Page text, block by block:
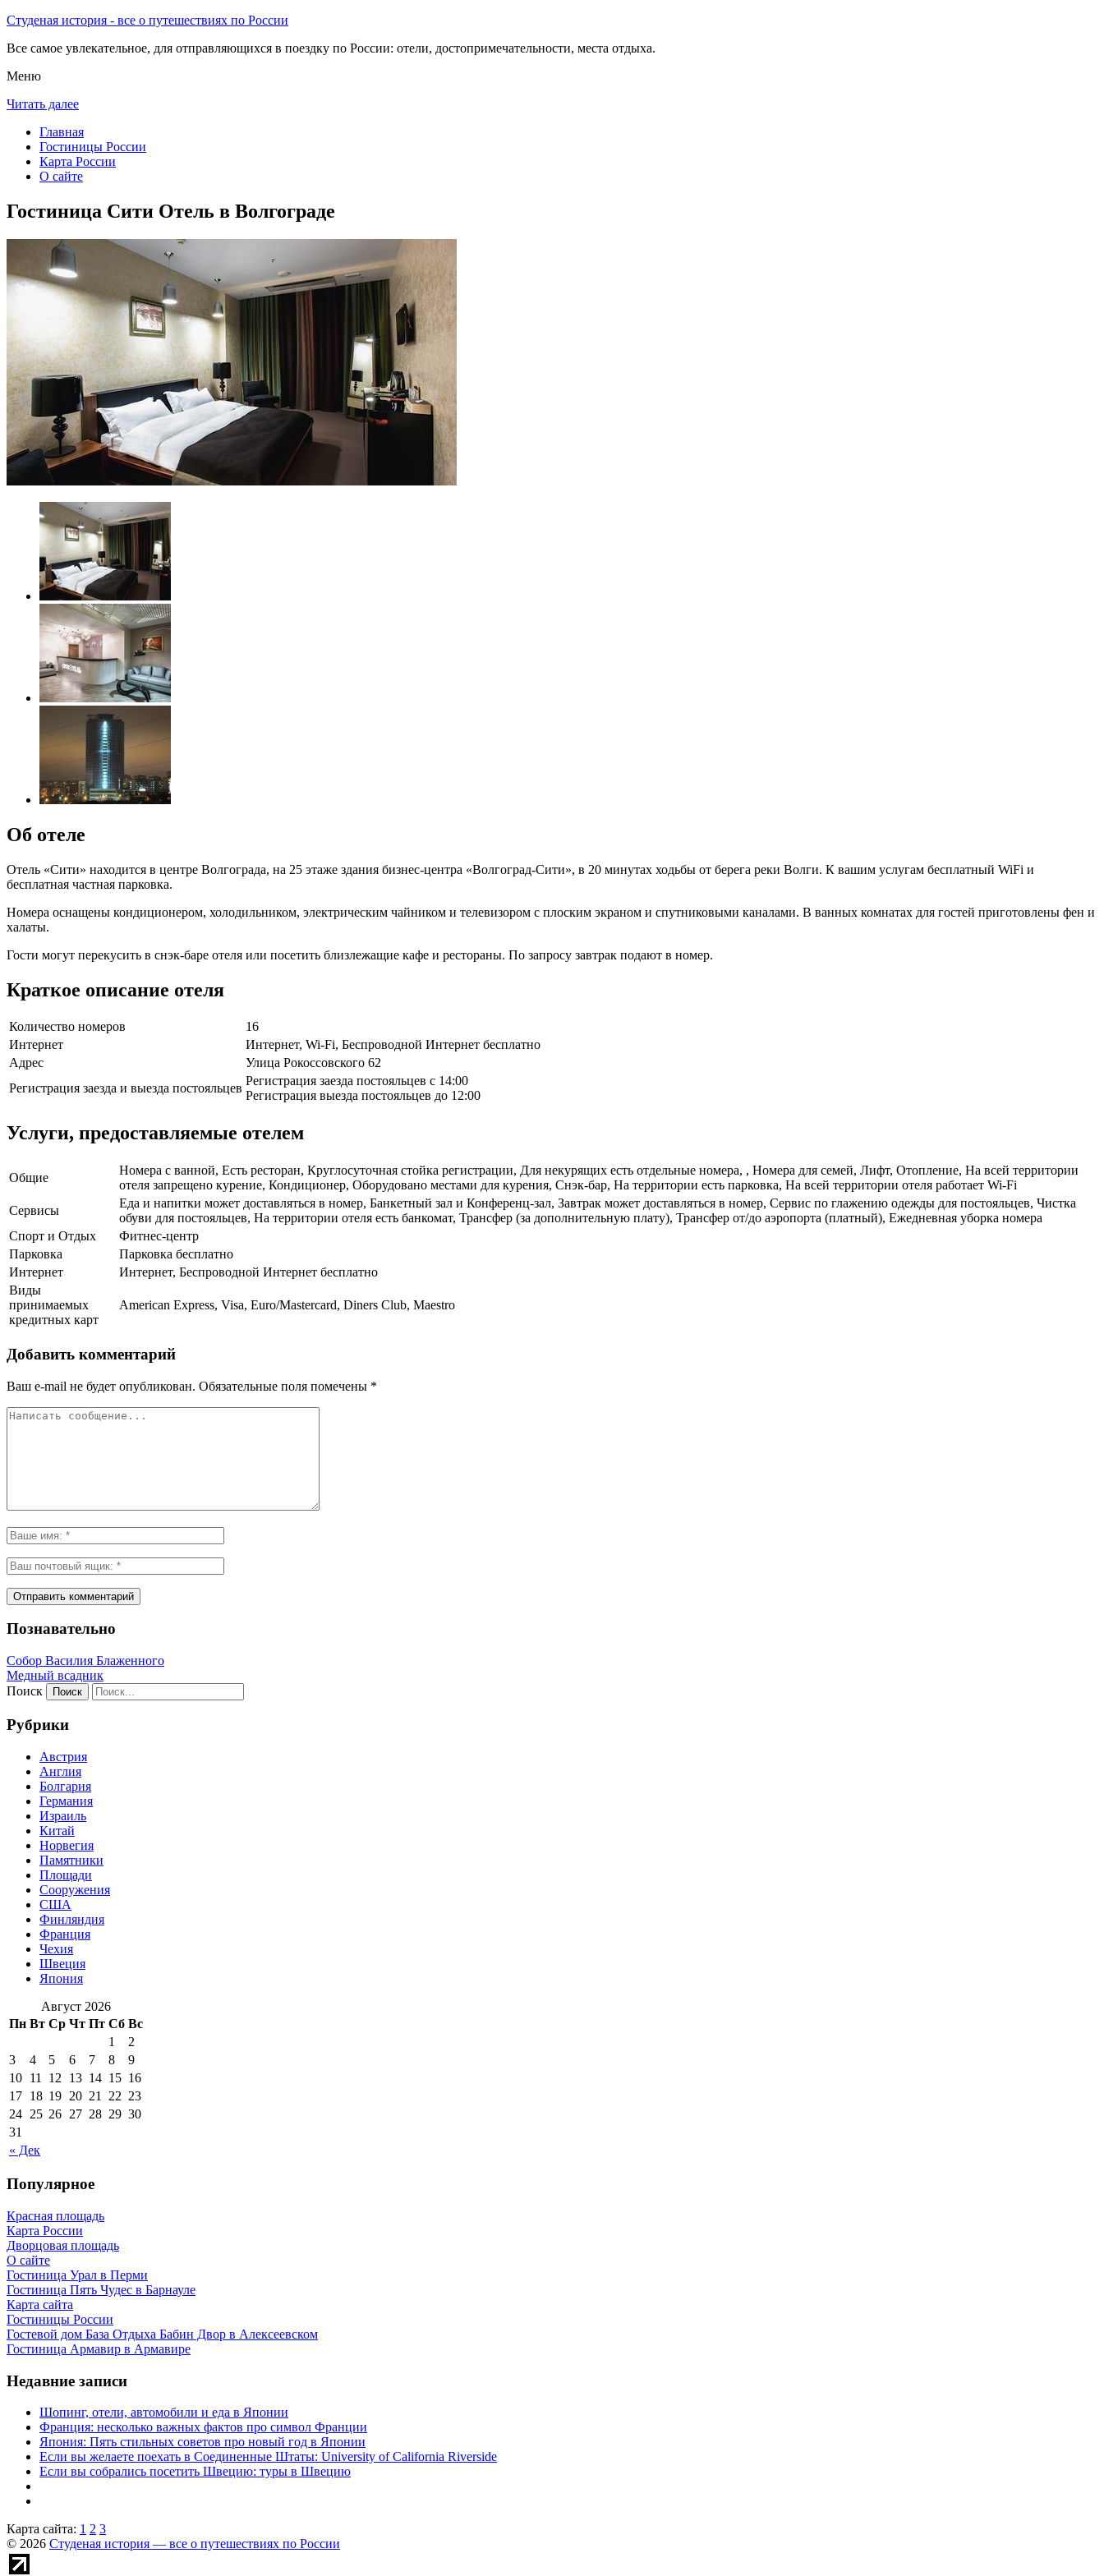
Студеная история - все о путешествиях по России
Все самое увлекательное, для отправляющихся в поездку по России: отели, достопримечательности, места отдыха.
Меню
Читать далее
Главная
Гостиницы России
Карта России
О сайте
Гостиница Сити Отель в Волгограде
Об отеле
Отель «Сити» находится в центре Волгограда, на 25 этаже здания бизнес-центра «Волгоград-Сити», в 20 минутах ходьбы от берега реки Волги. К вашим услугам бесплатный WiFi и
бесплатная частная парковка.
Номера оснащены кондиционером, холодильником, электрическим чайником и телевизором с плоским экраном и спутниковыми каналами. В ванных комнатах для гостей приготовлены фен и
халаты.
Гости могут перекусить в снэк-баре отеля или посетить близлежащие кафе и рестораны. По запросу завтрак подают в номер.
Краткое описание отеля
Количество номеров
16
Интернет
Интернет, Wi-Fi, Беспроводной Интернет бесплатно
Адрес
Улица Рокоссовского 62
Регистрация заезда и выезда постояльцев
Регистрация заезда постояльцев с 14:00
Регистрация выезда постояльцев до 12:00
Услуги, предоставляемые отелем
Общие
Номера с ванной, Есть ресторан, Круглосуточная стойка регистрации, Для некурящих есть отдельные номера, , Номера для семей, Лифт, Отопление, На всей территории
отеля запрещено курение, Кондиционер, Оборудовано местами для курения, Снэк-бар, На территории есть парковка, На всей территории отеля работает Wi-Fi
Сервисы
Еда и напитки может доставляться в номер, Банкетный зал и Конференц-зал, Завтрак может доставляться в номер, Сервис по глажению одежды для постояльцев, Чистка
обуви для постояльцев, На территории отеля есть банкомат, Трансфер (за дополнительную плату), Трансфер от/до аэропорта (платный), Ежедневная уборка номера
Спорт и Отдых
Фитнес-центр
Парковка
Парковка бесплатно
Интернет
Интернет, Беспроводной Интернет бесплатно
Виды
принимаемых
кредитных карт
American Express, Visa, Euro/Mastercard, Diners Club, Maestro
Добавить комментарий
Ваш e-mail не будет опубликован. Обязательные поля помечены *
Познавательно
Собор Василия Блаженного
Медный всадник
Поиск
Рубрики
Австрия
Англия
Болгария
Германия
Израиль
Китай
Норвегия
Памятники
Площади
Сооружения
США
Финляндия
Франция
Чехия
Швеция
Япония
Август 2026
Пн Вт Ср Чт Пт Сб Вс
« Дек
1
2
3
4 5 6 7 8
9
10 11 12 13 14 15 16
17 18 19 20 21 22 23
24 25 26 27 28 29 30
31
Популярное
Красная площадь
Карта России
Дворцовая площадь
О сайте
Гостиница Урал в Перми
Гостиница Пять Чудес в Барнауле
Карта сайта
Гостиницы России
Гостевой дом База Отдыха Бабин Двор в Алексеевском
Гостиница Армавир в Армавире
Недавние записи
Шопинг, отели, автомобили и еда в Японии
Франция: несколько важных фактов про символ Франции
Япония: Пять стильных советов про новый год в Японии
Если вы желаете поехать в Соединенные Штаты: University of California Riverside
Если вы собрались посетить Швецию: туры в Швецию
Карта сайта: 1 2 3
© 2026 Студеная история — все о путешествиях по России